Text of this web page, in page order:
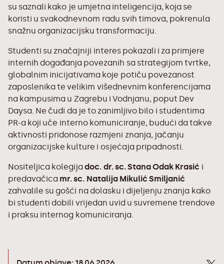
su saznali kako je umjetna inteligencija, koja se
koristi u svakodnevnom radu svih timova, pokrenula
snažnu organizacijsku transformaciju.
Studenti su značajniji interes pokazali i za primjere
internih događanja povezanih sa strategijom tvrtke,
globalnim inicijativama koje potiču povezanost
zaposlenika te velikim višednevnim konferencijama
na kampusima u Zagrebu i Vodnjanu, poput Dev
Daysa. Ne čudi da je to zanimljivo bilo i studentima
PR-a koji uče interno komuniciranje, budući da takve
aktivnosti pridonose razmjeni znanja, jačanju
organizacijske kulture i osjećaja pripadnosti.
Nositeljica kolegijadoc. dr. sc. Stana Odak Krasić i
predavačica mr. sc. Natalija Mikulić Smiljanić
zahvalile su gošći na dolasku i dijeljenju znanja kako
bi studenti dobili vrijedan uvid u suvremene trendove
i praksu internog komuniciranja.